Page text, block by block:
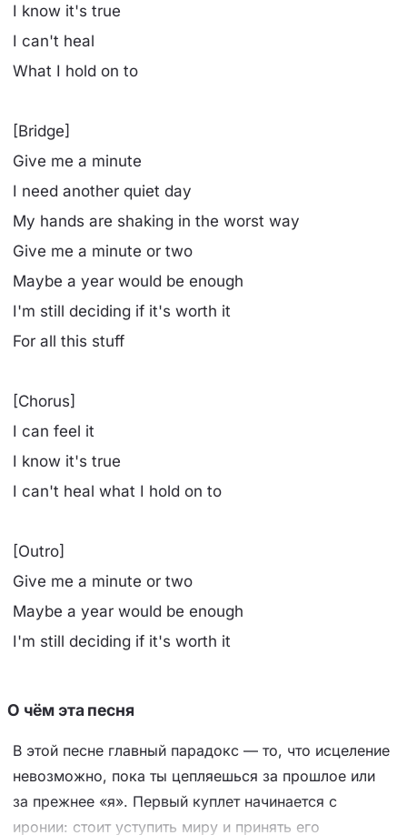
I know it's true
I can't heal
What I hold on to
[Bridge]
Give me a minute
I need another quiet day
My hands are shaking in the worst way
Give me a minute or two
Maybe a year would be enough
I'm still deciding if it's worth it
For all this stuff
[Chorus]
I can feel it
I know it's true
I can't heal what I hold on to
[Outro]
Give me a minute or two
Maybe a year would be enough
I'm still deciding if it's worth it
О чём эта песня
В этой песне главный парадокс — то, что исцеление
невозможно, пока ты цепляешься за прошлое или
за прежнее «я». Первый куплет начинается с
иронии: стоит уступить миру и принять его